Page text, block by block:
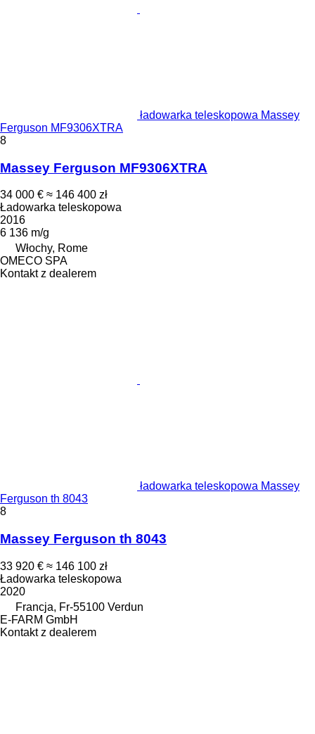
ładowarka teleskopowa Massey
Ferguson MF9306XTRA
8
Massey Ferguson MF9306XTRA
34 000 € ≈ 146 400 zł
Ładowarka teleskopowa
2016
6 136 m/g
Włochy, Rome
OMECO SPA
Kontakt z dealerem
ładowarka teleskopowa Massey
Ferguson th 8043
8
Massey Ferguson th 8043
33 920 € ≈ 146 100 zł
Ładowarka teleskopowa
2020
Francja, Fr-55100 Verdun
E-FARM GmbH
Kontakt z dealerem